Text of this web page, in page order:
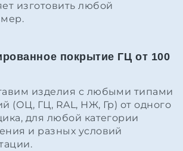
изготовить любой
покрытие ГЦ от 100
изделия с любыми типами
(ОЦ, ГЦ, RAL, НЖ, Гр) от одного
для любой категории
и разных условий